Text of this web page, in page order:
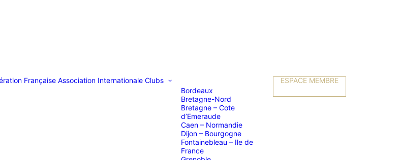
Française Association Internationale Clubs
Bordeaux
Bretagne-Nord
Bretagne – Cote
d’Emeraude
Caen – Normandie
Dijon – Bourgogne
Fontainebleau – Ile de
France
ESPACE MEMBRE